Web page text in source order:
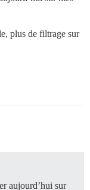
plus de filtrage sur
aujourd’hui sur